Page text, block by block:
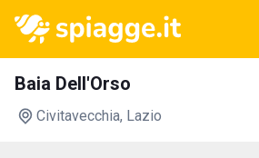
Baia Dell'Orso
Civitavecchia, Lazio